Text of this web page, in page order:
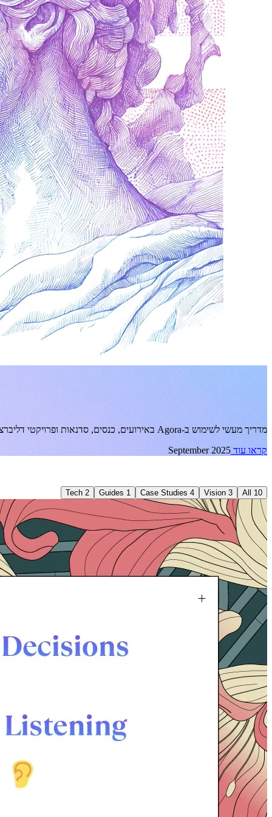
מדריך מעשי לשימוש ב-Agora באירועים, כנסים, סדנאות ופרויקטי דליברציה ארוכים יותר.
קראו עוד September 2025
All 10
Vision 3
Case Studies 4
Guides 1
Tech 2